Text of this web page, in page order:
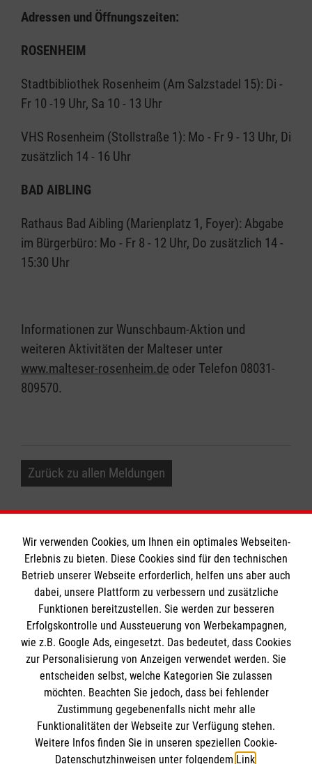
Adressen und Öffnungszeiten:
ROSENHEIM
Stadtbibliothek Rosenheim (Am Salzstadel 15): Di -
Fr 10 -19 Uhr, Sa 10 - 13 Uhr
VHS Rosenheim (Stollstraße 1): Mo - Fr 9 - 13 Uhr, Di
zusätzlich 14 - 16 Uhr
BAD AIBLING
Rathaus Bad Aibling (Marienplatz 1, Foyer): Abgabe
im Bürgerbüro: Mo - Fr 8 - 12 Uhr, Do zusätzlich 14 -
15:30 Uhr
Informationen zur Wunschbaum-Aktion und
weiteren Aktivitäten der Malteser unter
www.malteser-rosenheim.de oder Telefon 08031-
809570.
Zurück zu allen Meldungen
Informationen
Impressum
Datenschutz
Kontakt
Barrierefreiheit
Die Malteser
Malteser in Deutschland
Malteserorden
Sharepoint
Spendenkonto
Wir verwenden Cookies, um Ihnen ein optimales Webseiten-
Erlebnis zu bieten. Diese Cookies sind für den technischen
Betrieb unserer Webseite erforderlich, helfen uns aber auch
dabei, unsere Plattform zu verbessern und zusätzliche
Funktionen bereitzustellen. Sie werden zur besseren
Erfolgskontrolle und Aussteuerung von Werbekampagnen,
wie z.B. Google Ads, eingesetzt. Das bedeutet, dass Cookies
zur Personalisierung von Anzeigen verwendet werden. Sie
entscheiden selbst, welche Kategorien Sie zulassen
möchten. Beachten Sie jedoch, dass bei fehlender
Zustimmung gegebenenfalls nicht mehr alle
Funktionalitäten der Webseite zur Verfügung stehen.
Weitere Infos finden Sie in unseren speziellen Cookie-
Datenschutzhinweisen unter folgendem Link.